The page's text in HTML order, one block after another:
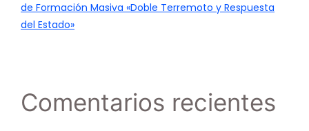
de Formación Masiva «Doble Terremoto y Respuesta
del Estado»
Comentarios recientes